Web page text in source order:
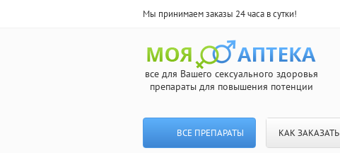
Мы принимаем заказы 24 часа в сутки!
все для Вашего сексуального здоровья
препараты для повышения потенции
ВСЕ ПРЕПАРАТЫ КАК ЗАКАЗАТЬ